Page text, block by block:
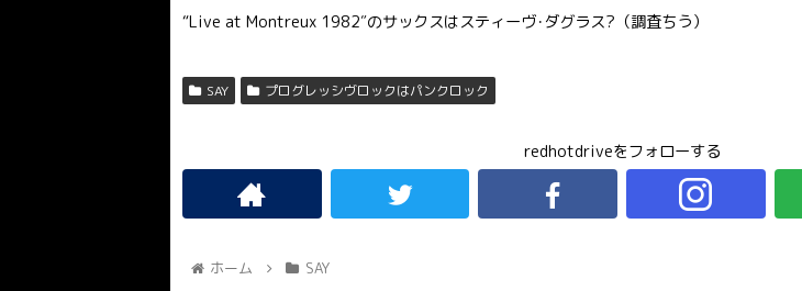
“Live at Montreux 1982″のサックスはスティーヴ･ダグラス?（調査ちう）
SAY プログレッシヴロックはパンクロック
redhotdriveをフォローする
ホーム SAY